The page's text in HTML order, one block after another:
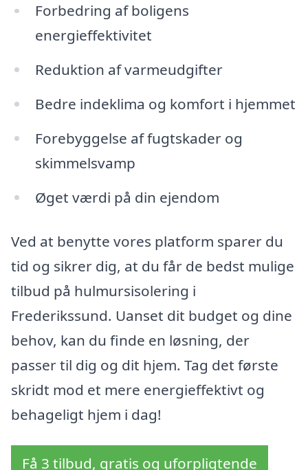
Forbedring af boligens
energieffektivitet
Reduktion af varmeudgifter
Bedre indeklima og komfort i hjemmet
Forebyggelse af fugtskader og
skimmelsvamp
Øget værdi på din ejendom
Ved at benytte vores platform sparer du
tid og sikrer dig, at du får de bedst mulige
tilbud på hulmursisolering i
Frederikssund. Uanset dit budget og dine
behov, kan du finde en løsning, der
passer til dig og dit hjem. Tag det første
skridt mod et mere energieffektivt og
behageligt hjem i dag!
Få 3 tilbud, gratis og uforpligtende